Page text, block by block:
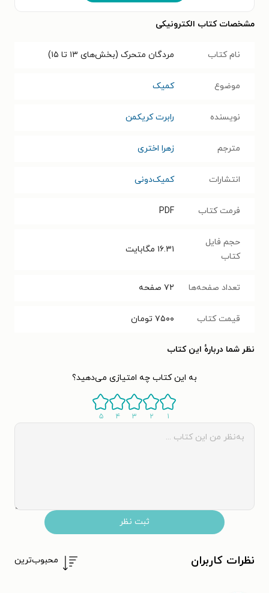
مشخصات کتاب الکترونیکی
نام کتاب مردگان متحرک (بخش‌های ۱۳ تا ۱۵)
موضوع کمیک
نویسنده رابرت کریکمن
مترجم زهرا اختری
انتشارات کمیک‌دونی
فرمت کتاب PDF
حجم فایل
کتاب
۱۶.۳۱ مگابایت
تعداد صفحه‌ها ۷۲ صفحه
قیمت کتاب ۷۵۰۰ تومان
نظر شما دربارهٔ این کتاب
به این کتاب چه امتیازی می‌دهید؟
۱ ۲ ۳ ۴ ۵
ثبت نظر
نظرات کاربران محبوب‌ترین